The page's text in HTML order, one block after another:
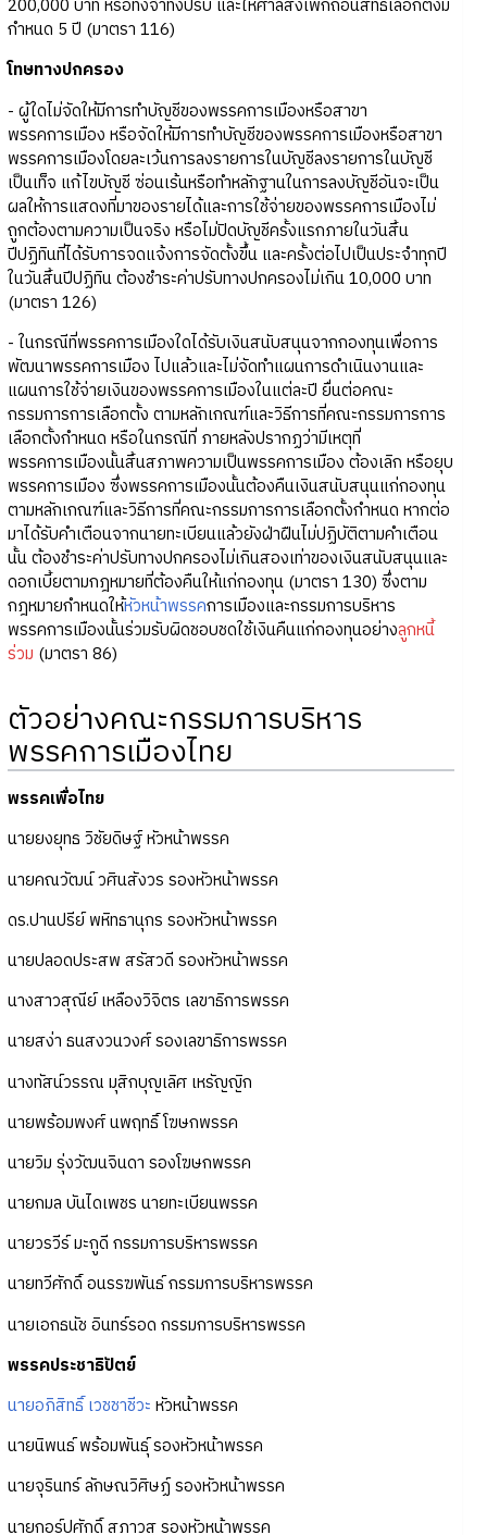
200,000 บาท หรือทั้งจำทั้งปรับ และให้ศาลสั่งเพิกถอนสิทธิเลือกตั้งมี
กำหนด 5 ปี (มาตรา 116)
โทษทางปกครอง
- ผู้ใดไม่จัดให้มีการทำบัญชีของพรรคการเมืองหรือสาขา
พรรคการเมือง หรือจัดให้มีการทำบัญชีของพรรคการเมืองหรือสาขา
พรรคการเมืองโดยละเว้นการลงรายการในบัญชีลงรายการในบัญชี
เป็นเท็จ แก้ไขบัญชี ซ่อนเร้นหรือทำหลักฐานในการลงบัญชีอันจะเป็น
ผลให้การแสดงที่มาของรายได้และการใช้จ่ายของพรรคการเมืองไม่
ถูกต้องตามความเป็นจริง หรือไม่ปิดบัญชีครั้งแรกภายในวันสิ้น
ปีปฏิทินที่ได้รับการจดแจ้งการจัดตั้งขึ้น และครั้งต่อไปเป็นประจำทุกปี
ในวันสิ้นปีปฏิทิน ต้องชำระค่าปรับทางปกครองไม่เกิน 10,000 บาท
(มาตรา 126)
- ในกรณีที่พรรคการเมืองใดได้รับเงินสนับสนุนจากกองทุนเพื่อการ
พัฒนาพรรคการเมือง ไปแล้วและไม่จัดทำแผนการดำเนินงานและ
แผนการใช้จ่ายเงินของพรรคการเมืองในแต่ละปี ยื่นต่อคณะ
กรรมการการเลือกตั้ง ตามหลักเกณฑ์และวิธีการที่คณะกรรมการการ
เลือกตั้งกำหนด หรือในกรณีที่ ภายหลังปรากฏว่ามีเหตุที่
พรรคการเมืองนั้นสิ้นสภาพความเป็นพรรคการเมือง ต้องเลิก หรือยุบ
พรรคการเมือง ซึ่งพรรคการเมืองนั้นต้องคืนเงินสนับสนุนแก่กองทุน
ตามหลักเกณฑ์และวิธีการที่คณะกรรมการการเลือกตั้งกำหนด หากต่อ
มาได้รับคำเตือนจากนายทะเบียนแล้วยังฝ่าฝืนไม่ปฏิบัติตามคำเตือน
นั้น ต้องชำระค่าปรับทางปกครองไม่เกินสองเท่าของเงินสนับสนุนและ
ดอกเบี้ยตามกฎหมายที่ต้องคืนให้แก่กองทุน (มาตรา 130) ซึ่งตาม
กฎหมายกำหนดให้หัวหน้าพรรคการเมืองและกรรมการบริหาร
พรรคการเมืองนั้นร่วมรับผิดชอบชดใช้เงินคืนแก่กองทุนอย่างลูกหนี้
ร่วม (มาตรา 86)
ตัวอย่างคณะกรรมการบริหาร
พรรคการเมืองไทย
พรรคเพื่อไทย
นายยงยุทธ วิชัยดิษฐ์ หัวหน้าพรรค
นายคณวัฒน์ วศินสังวร รองหัวหน้าพรรค
ดร.ปานปรีย์ พหิทธานุกร รองหัวหน้าพรรค
นายปลอดประสพ สรัสวดี รองหัวหน้าพรรค
นางสาวสุณีย์ เหลืองวิจิตร เลขาธิการพรรค
นายสง่า ธนสงวนวงศ์ รองเลขาธิการพรรค
นางทัสน์วรรณ มุสิกบุญเลิศ เหรัญญิก
นายพร้อมพงศ์ นพฤทธิ์ โฆษกพรรค
นายวิม รุ่งวัฒนจินดา รองโฆษกพรรค
นายกมล บันไดเพชร นายทะเบียนพรรค
นายวรวีร์ มะกูดี กรรมการบริหารพรรค
นายทวีศักดิ์ อนรรฆพันธ์ กรรมการบริหารพรรค
นายเอกธนัช อินทร์รอด กรรมการบริหารพรรค
พรรคประชาธิปัตย์
นายอภิสิทธิ์ เวชชาชีวะ หัวหน้าพรรค
นายนิพนธ์ พร้อมพันธุ์ รองหัวหน้าพรรค
นายจุรินทร์ ลักษณวิศิษฏ์ รองหัวหน้าพรรค
นายกอร์ปศักดิ์ สภาวสุ รองหัวหน้าพรรค